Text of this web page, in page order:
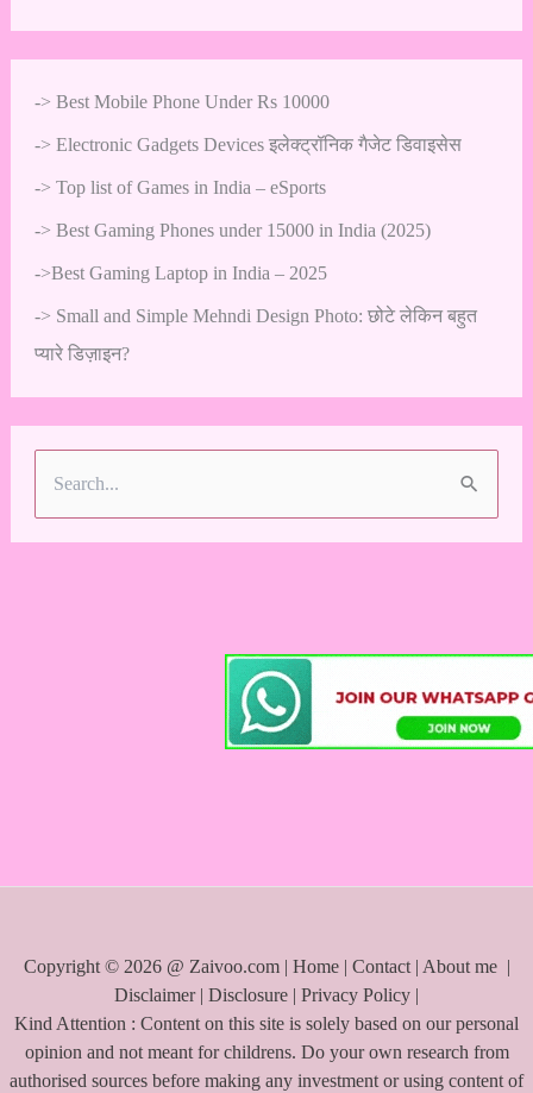
-> Best Mobile Phone Under Rs 10000
-> Electronic Gadgets Devices इलेक्ट्रॉनिक गैजेट डिवाइसेस
-> Top list of Games in India – eSports
-> Best Gaming Phones under 15000 in India (2025)
->Best Gaming Laptop in India – 2025
-> Small and Simple Mehndi Design Photo: छोटे लेकिन बहुत
प्यारे डिज़ाइन?
Copyright © 2026 @ Zaivoo.com | Home| Contact| About me |
Disclaimer| Disclosure | Privacy Policy |
Kind Attention : Content on this site is solely based on our personal
opinion and not meant for childrens. Do your own research from
authorised sources before making any investment or using content of